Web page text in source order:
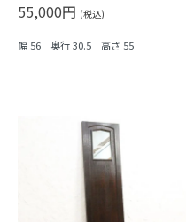
55,000円 (税込)
幅 56 奥行 30.5 高さ 55